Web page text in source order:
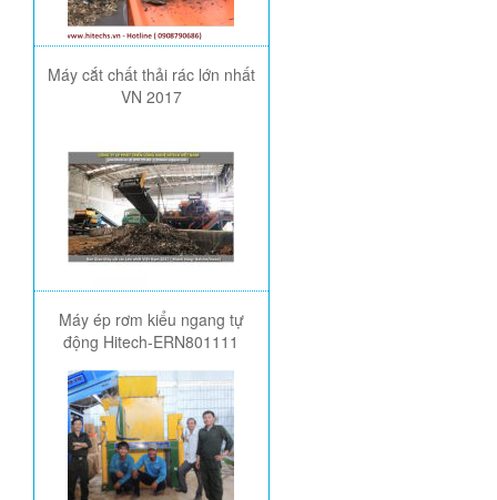
Máy cắt chất thải rác lớn nhất
VN 2017
Máy ép rơm kiểu ngang tự
động Hitech-ERN801111